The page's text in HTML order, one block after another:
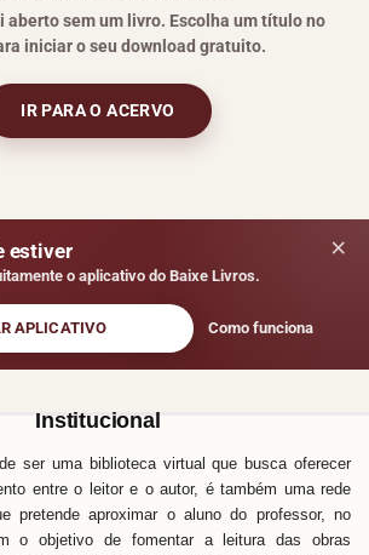
aberto sem um livro. Escolha um título no
iniciar o seu download gratuito.
IR PARA O ACERVO
×
estiver
o aplicativo do Baixe Livros.
APLICATIVO Como funciona
Institucional
ser uma biblioteca virtual que busca oferecer
entre o leitor e o autor, é também uma rede
pretende aproximar o aluno do professor, no
o objetivo de fomentar a leitura das obras